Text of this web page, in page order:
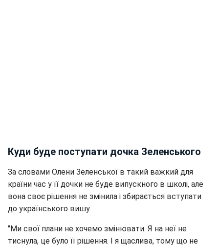
Куди буде поступати дочка Зеленського
За словами Олени Зеленської в такий важкий для
країни час у її дочки не буде випускного в школі, але
вона своє рішення не змінила і збирається вступати
до українського вишу.
"Ми свої плани не хочемо змінювати. Я на неї не
тиснула, це було її рішення. І я щаслива, тому що не